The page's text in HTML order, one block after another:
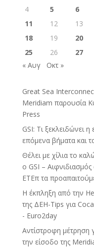
4
5 6
11
12 13
18
19 20
25
26 27
« Αυγ
Οκτ »
Great Sea
Meridiam παρουσία
Press
GSI: Τι ξεκλειδώνει
επόμενα βήματα και
Θέλει με χίλια το
ο GSI –
ΕΤΕπ τα
H έκπληξη από την
της ΔΕΗ-Tips για
- Euro2day
Αντίστροφη μέτρηση
την είσοδο της